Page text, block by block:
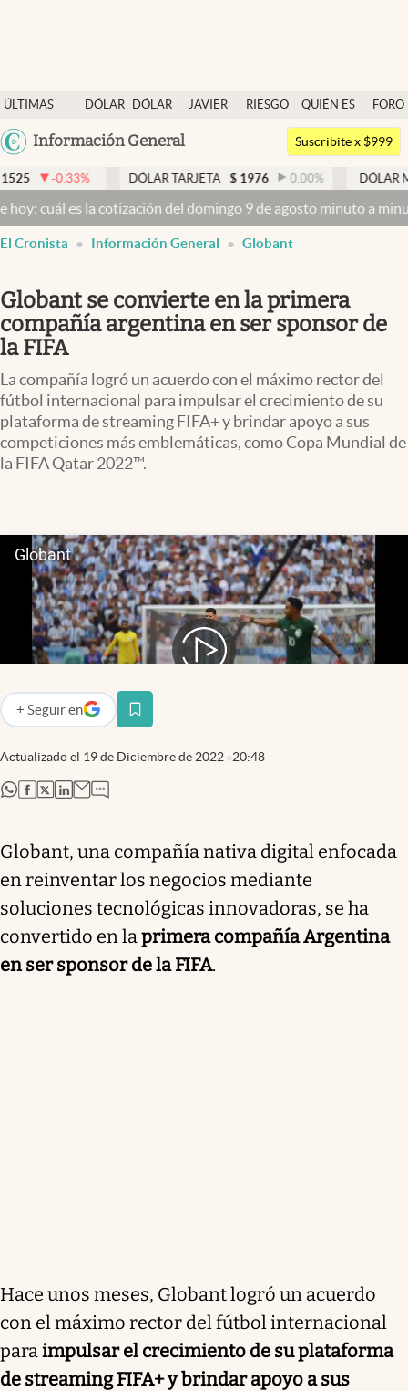
ÚLTIMAS
NOTICIAS
DÓLAR
DÓLAR
JAVIER
RIESGO
QUIÉN ES
QUIÉN
FORO
Argentina
México
Información General
Dólar
Members
Economía y Política
Finanzas y Mercados
Mercados Online
Otras secciones
Apertura
Infotechnology
Eventos Corporativos
El Cronista Studio
Mediakit
abre en nueva pestaña
Suscribite x $999
DÓLAR TARJETA $ 1976 0.00 % DÓLAR MEP 1526,03
cotización del domingo 9 de agosto minuto a minutoDólar hoy y
El Cronista Información General Globant
Globant se convierte en la primera
compañía argentina en ser sponsor de
la FIFA
La compañía logró un acuerdo con el máximo rector del
fútbol internacional para impulsar el crecimiento de su
plataforma de streaming FIFA+ y brindar apoyo a sus
competiciones más emblemáticas, como Copa Mundial de
la FIFA Qatar 2022™.
Actualizado el 19 de Diciembre de 2022 20:48
+ Seguir en
abre en nueva pestaña
abre en nueva pestaña
abre en nueva pestaña
abre en nueva pestaña
abre en nueva pestaña
Globant, una compañía nativa digital enfocada
en reinventar los negocios mediante
soluciones tecnológicas innovadoras, se ha
convertido en laprimera compañía Argentina
en ser sponsor de la FIFA.
Hace unos meses, Globant logró un acuerdo
con el máximo rector del fútbol internacional
paraimpulsar el crecimiento de su plataforma
de streaming FIFA+ y brindar apoyo a sus